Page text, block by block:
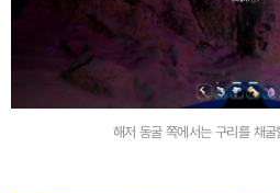
해저 동굴 쪽에서는 구리를 채